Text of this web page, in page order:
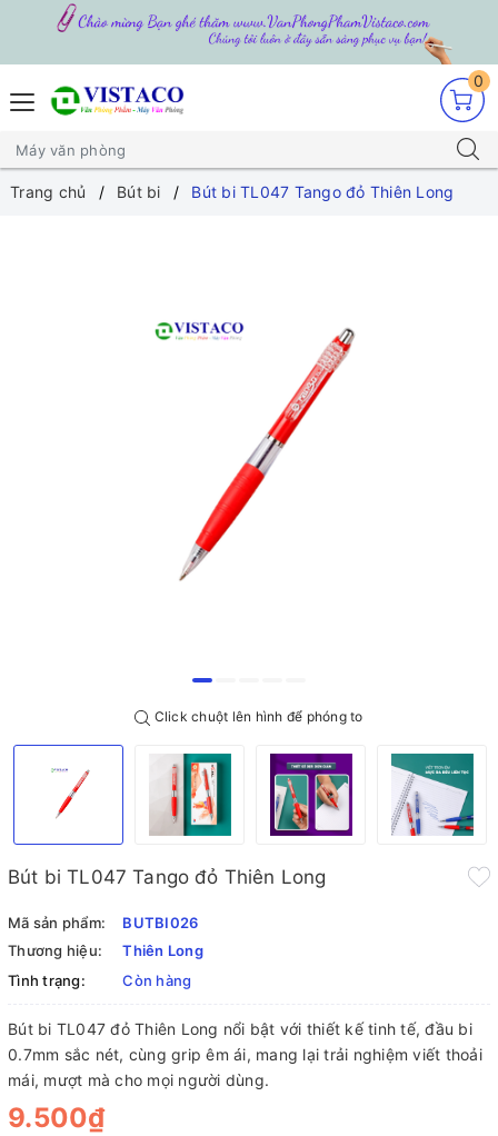
0
Trang chủ Bút bi Bút bi TL047 Tango đỏ Thiên Long
Click chuột lên hình để phóng to
Bút bi TL047 Tango đỏ Thiên Long
Mã sản phẩm:
BUTBI026
Thương hiệu:
Thiên Long
Tình trạng:
Còn hàng
Bút bi TL047 đỏ Thiên Long nổi bật với thiết kế tinh tế, đầu bi
0.7mm sắc nét, cùng grip êm ái, mang lại trải nghiệm viết thoải
mái, mượt mà cho mọi người dùng.
9.500₫